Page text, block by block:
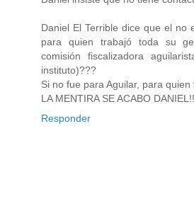
Daniel El Terrible dice que el no
para quien trabajó toda su
comisión fiscalizadora
instituto)???
Si no fue para Aguilar, para quien
LA MENTIRA SE ACABO
Responder